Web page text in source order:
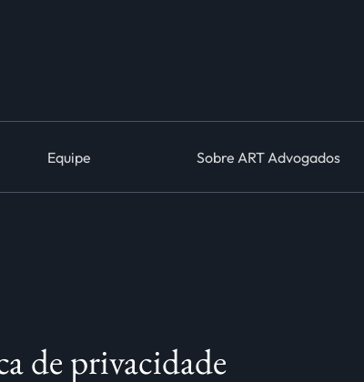
Equipe Sobre ART Advogados
de privacidade